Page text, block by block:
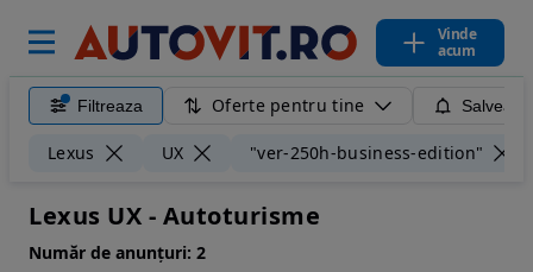
Vinde
acum
Filtreaza Oferte pentru tine
Lexus UX "ver-250h-business-edition"
Lexus UX - Autoturisme
Număr de anunțuri: 2